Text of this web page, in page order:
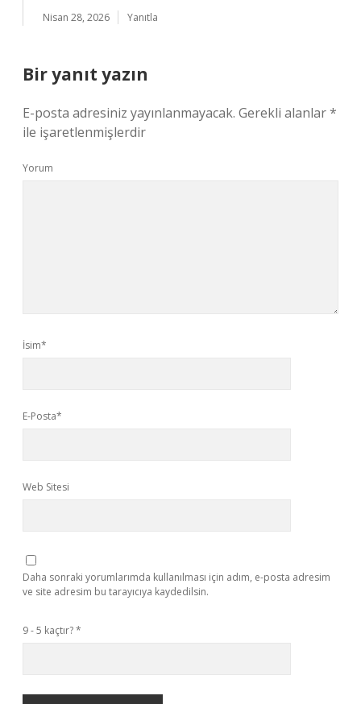
Nisan 28, 2026 Yanıtla
Bir yanıt yazın
E-posta adresiniz yayınlanmayacak. Gerekli alanlar*
ile işaretlenmişlerdir
Yorum
İsim*
E-Posta*
Web Sitesi
Daha sonraki yorumlarımda kullanılması için adım, e-posta adresim
ve site adresim bu tarayıcıya kaydedilsin.
9 - 5 kaçtır?*